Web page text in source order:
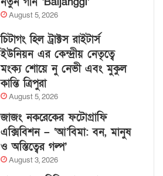
August 5, 2026
চিটাগং হিল ট্রাক্টস রাইটার্স
ইউনিয়ন এর কেন্দ্রীয় নেতৃত্বে
মংক্য শোয়ে নু নেভী এবং মুকুল
কান্তি ত্রিপুরা
August 5, 2026
জাজং নকরেকের ফটোগ্রাফি
এক্সিবিশন – ‘আ’বিমা: বন, মানুষ
ও অস্তিত্বের গল্প’
August 3, 2026